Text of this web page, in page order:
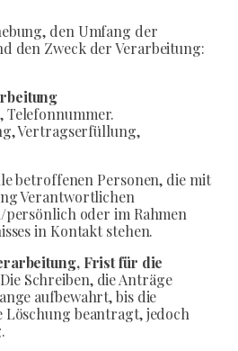
den Umfang der
den Zweck der Verarbeitung:
Telefonnummer.
Vertragserfüllung,
betroffenen Personen, die mit
Verantwortlichen
oder im Rahmen
in Kontakt stehen.
Frist für die
Die Schreiben, die Anträge
aufbewahrt, bis die
beantragt, jedoch